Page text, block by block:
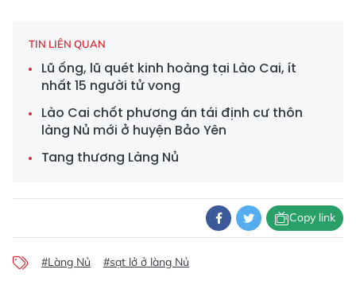
TIN LIÊN QUAN
Lũ ống, lũ quét kinh hoàng tại Lào Cai, ít
nhất 15 người tử vong
Lào Cai chốt phương án tái định cư thôn
làng Nủ mới ở huyện Bảo Yên
Tang thương Làng Nủ
Copy link
#Làng Nủ #sạt lở ở làng Nủ